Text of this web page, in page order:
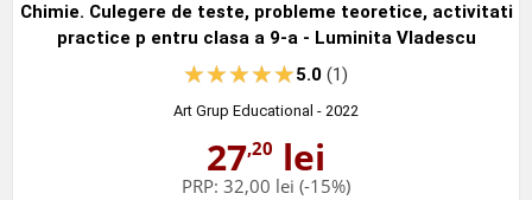
Chimie. Culegere de teste, probleme teoretice, activitati
practice p entru clasa a 9-a - Luminita Vladescu
5.0(1)
Art Grup Educational - 2022
27,20 lei
PRP: 32,00 lei (-15%)